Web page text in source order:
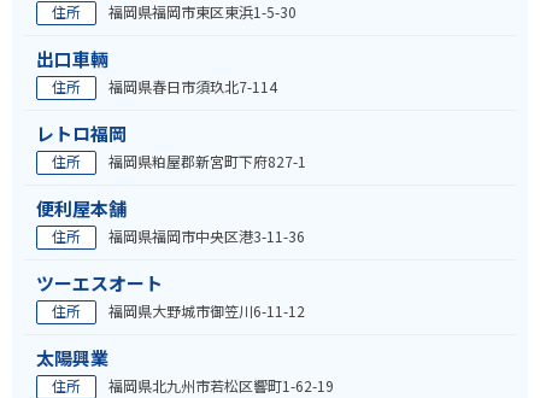
住所 福岡県福岡市東区東浜1-5-30
出口車輛
住所 福岡県春日市須玖北7-114
レトロ福岡
住所 福岡県粕屋郡新宮町下府827-1
便利屋本舗
住所 福岡県福岡市中央区港3-11-36
ツーエスオート
住所 福岡県大野城市御笠川6-11-12
太陽興業
住所 福岡県北九州市若松区響町1-62-19